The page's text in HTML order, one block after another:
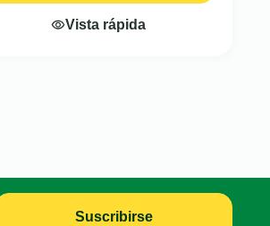
Vista rápida
Suscribirse